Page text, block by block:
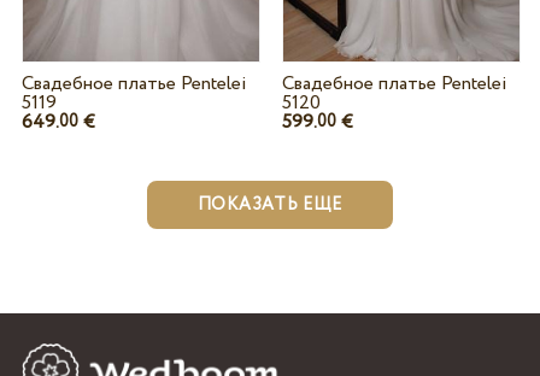
Свадебное платье Pentelei
5119
649.00€
Свадебное платье Pentelei
5120
599.00 €
ПОКАЗАТЬ ЕЩЕ